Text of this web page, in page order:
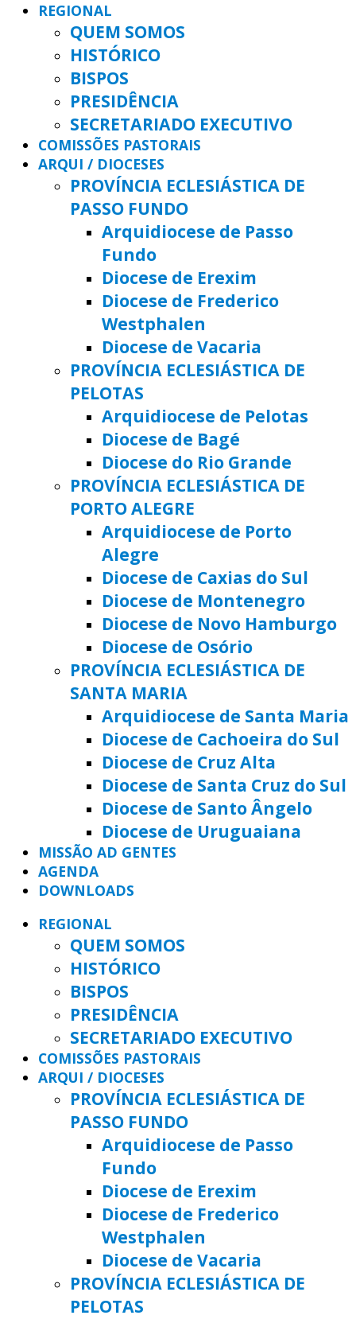
REGIONAL
QUEM SOMOS
HISTÓRICO
BISPOS
PRESIDÊNCIA
SECRETARIADO EXECUTIVO
COMISSÕES PASTORAIS
ARQUI / DIOCESES
PROVÍNCIA ECLESIÁSTICA DE
PASSO FUNDO
Arquidiocese de Passo
Fundo
Diocese de Erexim
Diocese de Frederico
Westphalen
Diocese de Vacaria
PROVÍNCIA ECLESIÁSTICA DE
PELOTAS
Arquidiocese de Pelotas
Diocese de Bagé
Diocese do Rio Grande
PROVÍNCIA ECLESIÁSTICA DE
PORTO ALEGRE
Arquidiocese de Porto
Alegre
Diocese de Caxias do Sul
Diocese de Montenegro
Diocese de Novo Hamburgo
Diocese de Osório
PROVÍNCIA ECLESIÁSTICA DE
SANTA MARIA
Arquidiocese de Santa Maria
Diocese de Cachoeira do Sul
Diocese de Cruz Alta
Diocese de Santa Cruz do Sul
Diocese de Santo Ângelo
Diocese de Uruguaiana
MISSÃO AD GENTES
AGENDA
DOWNLOADS
REGIONAL
QUEM SOMOS
HISTÓRICO
BISPOS
PRESIDÊNCIA
SECRETARIADO EXECUTIVO
COMISSÕES PASTORAIS
ARQUI / DIOCESES
PROVÍNCIA ECLESIÁSTICA DE
PASSO FUNDO
Arquidiocese de Passo
Fundo
Diocese de Erexim
Diocese de Frederico
Westphalen
Diocese de Vacaria
PROVÍNCIA ECLESIÁSTICA DE
PELOTAS